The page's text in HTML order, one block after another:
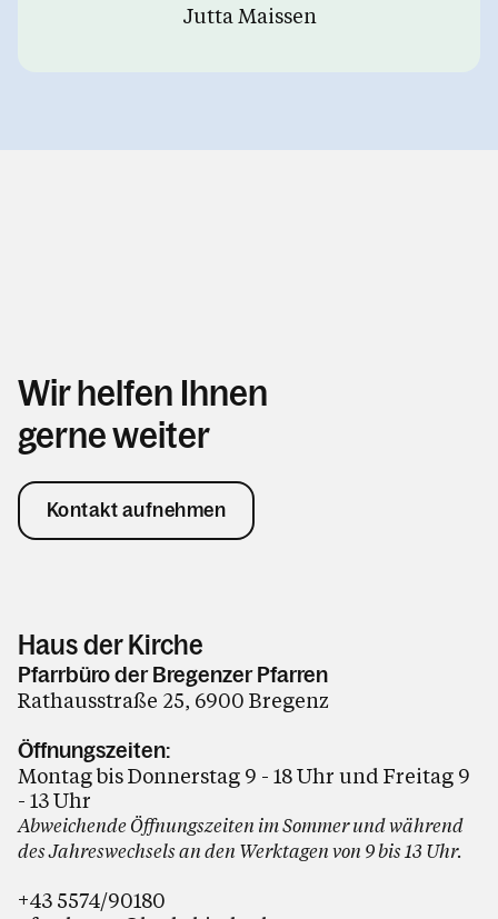
Jutta Maissen
Wir helfen Ihnen
gerne weiter
Kontakt aufnehmen
Haus der Kirche
Pfarrbüro der Bregenzer Pfarren
Rathausstraße 25, 6900 Bregenz
Öffnungszeiten:
Montag bis Donnerstag 9 - 18 Uhr und Freitag 9
- 13 Uhr
Abweichende Öffnungszeiten im Sommer und während
des Jahreswechsels an den Werktagen von 9 bis 13 Uhr.
+43 5574/90180